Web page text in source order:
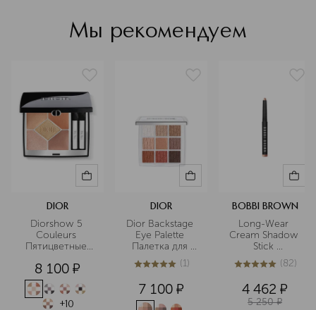
отказываясь от стереотипов.
Мы рекомендуем
DIOR
Diorshow 5
Couleurs
Пятицветные
8 100 ¤
+10
DIOR
Dior Backstage
Eye Palette
Палетка для
глаз
5из 51 (1)
7 100 ¤
BOBBI BROWN
Long-Wear
Cream Shadow
Stick
Устойчивые
тени для век в
5из 582 (82)
4 462 ¤
5 250 ¤